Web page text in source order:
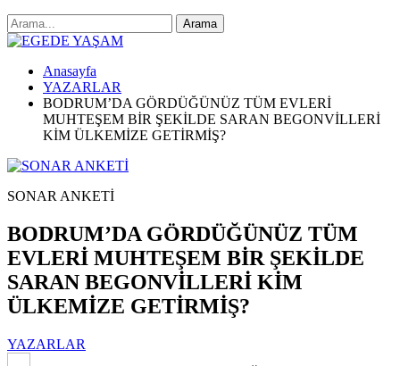
Anasayfa
YAZARLAR
BODRUM’DA GÖRDÜĞÜNÜZ TÜM EVLERİ
MUHTEŞEM BİR ŞEKİLDE SARAN BEGONVİLLERİ
KİM ÜLKEMİZE GETİRMİŞ?
SONAR ANKETİ
BODRUM’DA GÖRDÜĞÜNÜZ TÜM
EVLERİ MUHTEŞEM BİR ŞEKİLDE
SARAN BEGONVİLLERİ KİM
ÜLKEMİZE GETİRMİŞ?
YAZARLAR